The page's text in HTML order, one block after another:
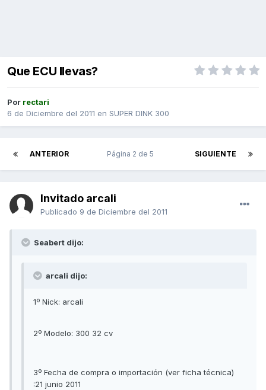
Que ECU llevas?
Por rectari
6 de Diciembre del 2011 en SUPER DINK 300
ANTERIOR SIGUIENTE
Página 2 de 5
Invitado arcali
Publicado 9 de Diciembre del 2011
Seabert dijo:
arcali dijo:
1º Nick: arcali
2º Modelo: 300 32 cv
3º Fecha de compra o importación (ver ficha técnica)
:21 junio 2011